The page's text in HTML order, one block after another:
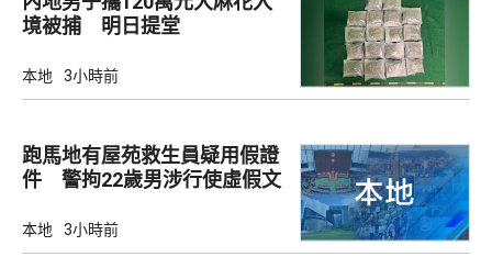
境被捕 明日提堂
本地 3小時前
跑馬地有屋苑救生員疑用假證
件 警拘22歲男涉行使虛假文
本地 3小時前